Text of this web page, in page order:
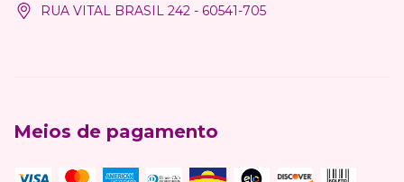
RUA VITAL BRASIL 242 - 60541-705
Meios de pagamento